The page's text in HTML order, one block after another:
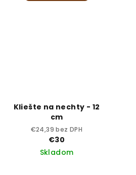
Kliešte na nechty - 12
cm
€24,39 bez DPH
€30
Skladom